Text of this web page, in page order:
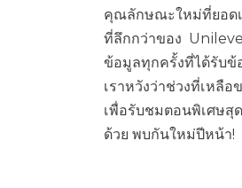
คุณลักษณะใหม่ที่ยอด
ที่ลึกกว่าของ
ข้อมูลทุกครั้งที่ได้รับข้
เราหวังว่าช่วงที่เหลื
เพื่อรับชมตอนพิเศษสุ
ด้วย พบกันใหม่ปีหน้า!